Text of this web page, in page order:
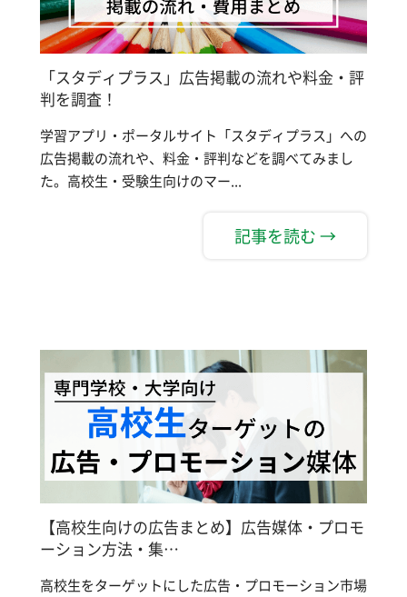
「スタディプラス」広告掲載の流れや料金・評
判を調査！
学習アプリ・ポータルサイト「スタディプラス」への
広告掲載の流れや、料金・評判などを調べてみまし
た。高校生・受験生向けのマー...
記事を読む →
【高校生向けの広告まとめ】広告媒体・プロモ
ーション方法・集…
高校生をターゲットにした広告・プロモーション市場